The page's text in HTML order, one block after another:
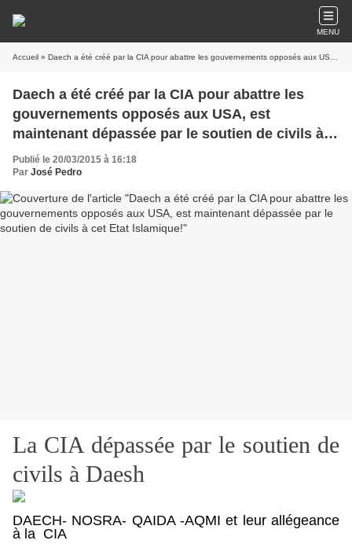
MENU
Accueil » Daech a été créé par la CIA pour abattre les gouvernements opposés aux USA, est maintenant dépassée par le soutien de civils à cet Etat Islamique!
Daech a été créé par la CIA pour abattre les
gouvernements opposés aux USA, est
maintenant dépassée par le soutien de civils à
cet Etat Islamique!
Publié le 20/03/2015 à 16:18
Par José Pedro
La CIA dépassée par le soutien de
civils à Daesh
DAECH- NOSRA- QAIDA -AQMI et leur allégeance
à la CIA